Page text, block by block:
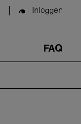
Inloggen
FAQ